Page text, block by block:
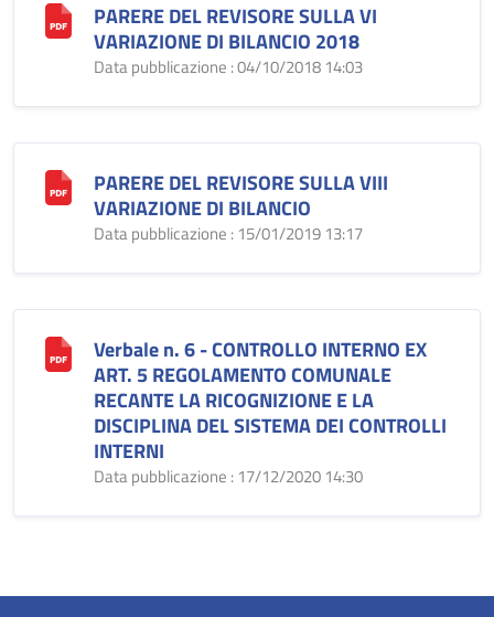
PARERE DEL REVISORE SULLA VI
VARIAZIONE DI BILANCIO 2018
Data pubblicazione : 04/10/2018 14:03
PARERE DEL REVISORE SULLA VIII
VARIAZIONE DI BILANCIO
Data pubblicazione : 15/01/2019 13:17
Verbale n. 6 - CONTROLLO INTERNO EX
ART. 5 REGOLAMENTO COMUNALE
RECANTE LA RICOGNIZIONE E LA
DISCIPLINA DEL SISTEMA DEI CONTROLLI
INTERNI
Data pubblicazione : 17/12/2020 14:30